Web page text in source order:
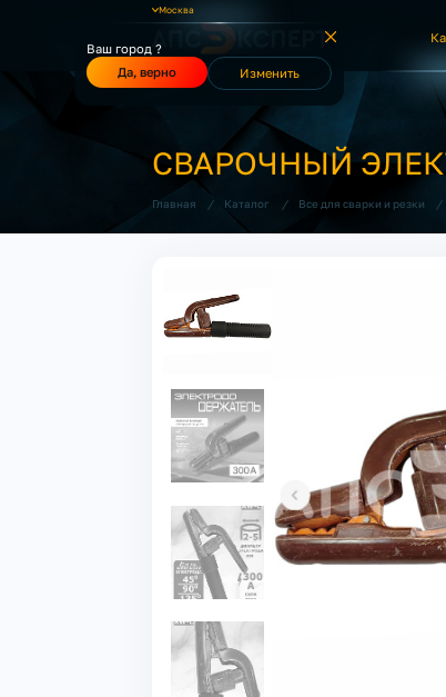
Москва
Ваш город ?
Да, верно
Изменить
СВАРОЧНЫЙ
Главная / Каталог / Все для сварки и резки /